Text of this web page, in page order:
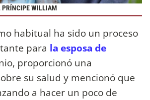
PRÍNCIPE WILLIAM
habitual ha sido un proceso
para la esposa de
proporcionó una
su salud y mencionó que
a hacer un poco de